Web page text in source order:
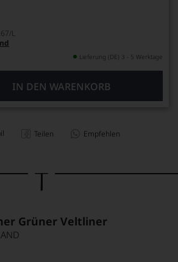
/L
Lieferung (DE) 3 - 5 Werktage
IN DEN WARENKORB
Teilen Empfehlen
Grüner Veltliner